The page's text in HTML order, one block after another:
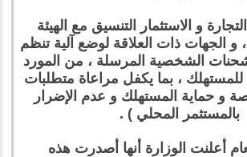
و الاستثمار التنسيق مع الهيئة
و الجهات ذات العلاقة لوضع آلية تنظم
الشخصية المرسلة ، من المورد
للمستهلك ، بما يكفل مراعاة متطلبات
و حماية المستهلك و عدم الإضرار
بالمستثمر المحلي ) .
أعلنت الوزارة أنها أصدرت هذه